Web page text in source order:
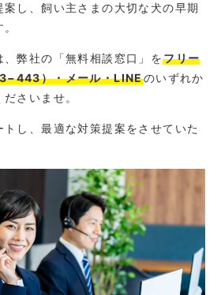
し、飼い主さまの大切な犬の早期
、弊社の「無料相談窓口」をフリー
）・メール・LINEのいずれか
さいませ。
し、最適な対策提案をさせていた